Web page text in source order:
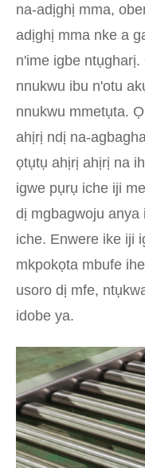
na-adịghị mma,
adịghị mma nke a
n'ime igbe
nnukwu ibu n'otu
nnukwu mmetụta.
ahịrị ndị na-
ọtụtụ ahịrị ahịrị na
igwe pụrụ iche iji
dị mgbagwoju anya
iche. Enwere ike iji
mkpokọta mbufe
usoro dị mfe,
idobe ya.